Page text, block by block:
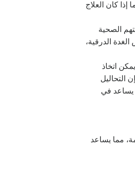
إذا كان العلاج
الصحية
الدرقية،
اتخاذ
التحاليل
يساعد في
مما يساعد